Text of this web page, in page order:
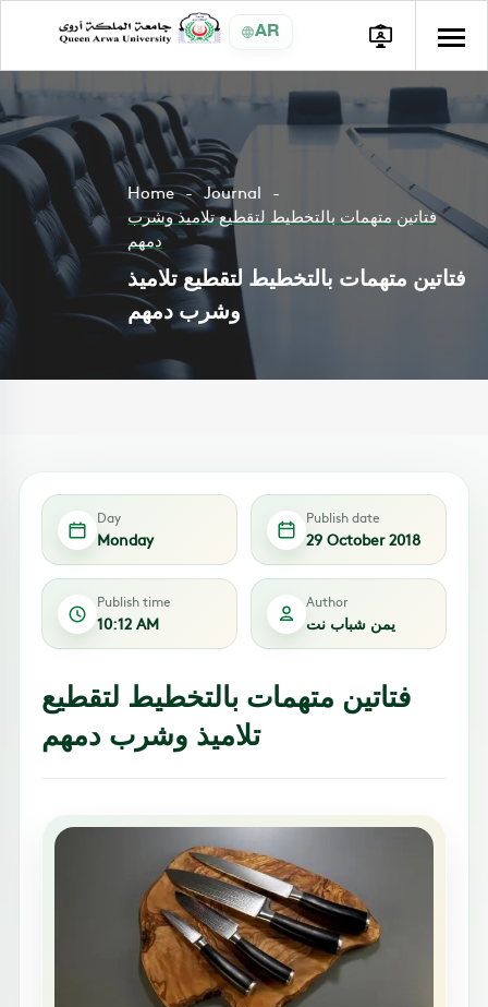
AR
Home
Journal
فتاتين متهمات بالتخطيط لتقطيع تلاميذ وشرب
دمهم
فتاتين متهمات بالتخطيط لتقطيع تلاميذ
وشرب دمهم
Day
Monday
Publish date
29 October 2018
Publish time
10:12 AM
Author
يمن شباب نت
فتاتين متهمات بالتخطيط لتقطيع
تلاميذ وشرب دمهم